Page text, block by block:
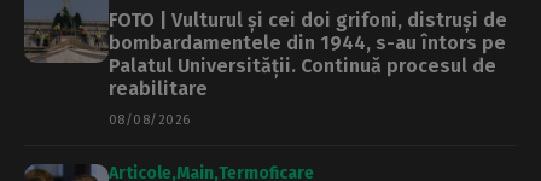
FOTO | Vulturul și cei doi grifoni, distruși de
bombardamentele din 1944, s-au întors pe
Palatul Universității. Continuă procesul de
reabilitare
08/08/2026
Articole Main Termoficare